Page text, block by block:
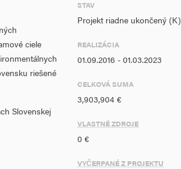
ciele
riešené
Slovenskej
STAV
Projekt riadne ukončený (K)
REALIZÁCIA
01.09.2016 - 01.03.2023
CELKOVÁ SUMA
3,903,904 €
VLASTNÉ ZDROJE
0 €
VYČERPANÉ Z PROJEKTU